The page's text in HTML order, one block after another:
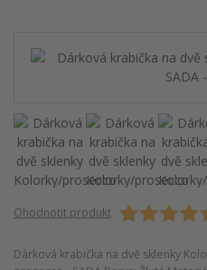
Ohodnotit produkt
Dárková krabička na dvě sklenky